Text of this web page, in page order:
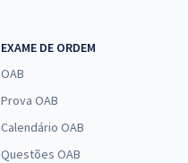
EXAME DE ORDEM
OAB
Prova OAB
Calendário OAB
Questões OAB